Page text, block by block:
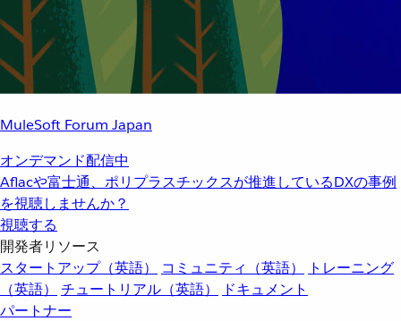
MuleSoft Forum Japan
オンデマンド配信中
Aflacや富士通、ポリプラスチックスが推進しているDXの事例
を視聴しませんか？
視聴する
開発者リソース
スタートアップ（英語）
コミュニティ（英語）
トレーニング
（英語）
チュートリアル（英語）
ドキュメント
パートナー